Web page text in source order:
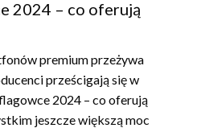
2024 – co oferują
premium przeżywa
prześcigają się w
2024 – co oferują
jeszcze większą moc